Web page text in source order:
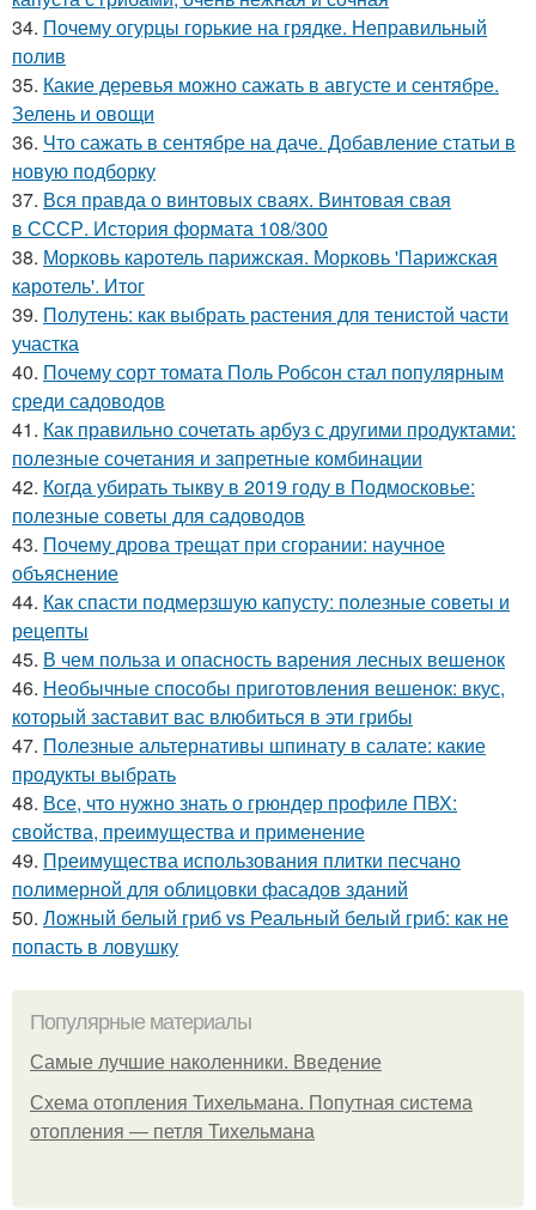
34. Почему огурцы горькие на грядке. Неправильный
полив
35. Какие деревья можно сажать в августе и сентябре.
Зелень и овощи
36. Что сажать в сентябре на даче. Добавление статьи в
новую подборку
37. Вся правда о винтовых сваях. Винтовая свая
в СССР. История формата 108/300
38. Морковь каротель парижская. Морковь 'Парижская
каротель'. Итог
39. Полутень: как выбрать растения для тенистой части
участка
40. Почему сорт томата Поль Робсон стал популярным
среди садоводов
41. Как правильно сочетать арбуз с другими продуктами:
полезные сочетания и запретные комбинации
42. Когда убирать тыкву в 2019 году в Подмосковье:
полезные советы для садоводов
43. Почему дрова трещат при сгорании: научное
объяснение
44. Как спасти подмерзшую капусту: полезные советы и
рецепты
45. В чем польза и опасность варения лесных вешенок
46. Необычные способы приготовления вешенок: вкус,
который заставит вас влюбиться в эти грибы
47. Полезные альтернативы шпинату в салате: какие
продукты выбрать
48. Все, что нужно знать о грюндер профиле ПВХ:
свойства, преимущества и применение
49. Преимущества использования плитки песчано
полимерной для облицовки фасадов зданий
50. Ложный белый гриб vs Реальный белый гриб: как не
попасть в ловушку
Популярные материалы
Самые лучшие наколенники. Введение
Схема отопления Тихельмана. Попутная система
отопления — петля Тихельмана